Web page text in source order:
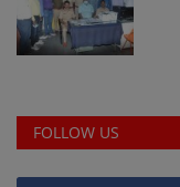
FOLLOW US